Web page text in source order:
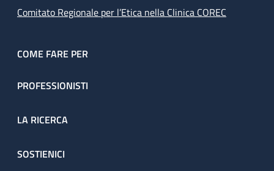
Comitato Regionale per l’Etica nella Clinica COREC
COME FARE PER
PROFESSIONISTI
LA RICERCA
SOSTIENICI